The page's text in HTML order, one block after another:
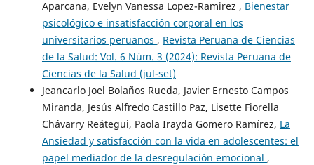
Aparcana, Evelyn Vanessa Lopez-Ramirez , Bienestar
psicológico e insatisfacción corporal en los
universitarios peruanos , Revista Peruana de Ciencias
de la Salud: Vol. 6 Núm. 3 (2024): Revista Peruana de
Ciencias de la Salud (jul-set)
Jeancarlo Joel Bolaños Rueda, Javier Ernesto Campos
Miranda, Jesús Alfredo Castillo Paz, Lisette Fiorella
Chávarry Reátegui, Paola Irayda Gomero Ramírez, La
Ansiedad y satisfacción con la vida en adolescentes: el
papel mediador de la desregulación emocional ,